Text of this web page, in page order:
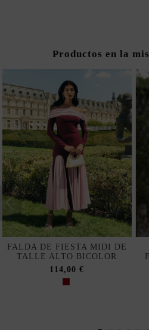
Productos en la
FALDA DE FIESTA MIDI DE
TALLE ALTO BICOLOR
114,00 €